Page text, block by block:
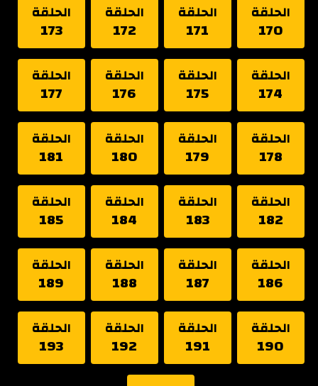
الحلقة
170
الحلقة
171
الحلقة
172
الحلقة
173
الحلقة
174
الحلقة
175
الحلقة
176
الحلقة
177
الحلقة
178
الحلقة
179
الحلقة
180
الحلقة
181
الحلقة
182
الحلقة
183
الحلقة
184
الحلقة
185
الحلقة
186
الحلقة
187
الحلقة
188
الحلقة
189
الحلقة
190
الحلقة
191
الحلقة
192
الحلقة
193